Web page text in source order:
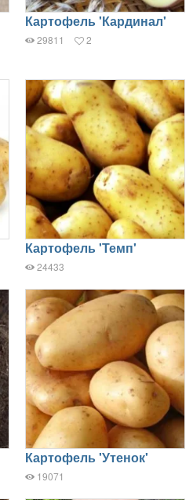
Картофель 'Кардинал'
29811 2
Картофель 'Темп'
24433
Картофель 'Утенок'
19071